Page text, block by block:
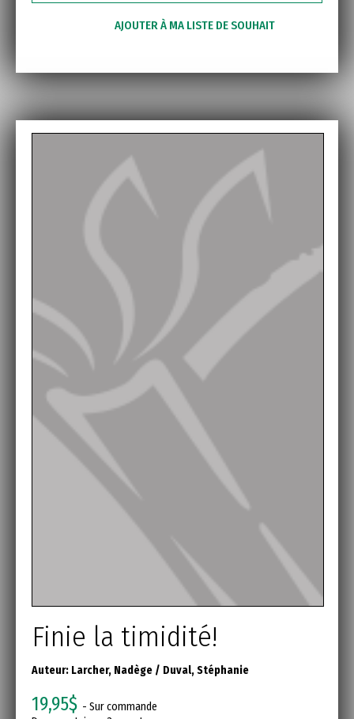
AJOUTER À MA LISTE DE SOUHAIT
Finie la timidité!
Auteur: Larcher, Nadège / Duval, Stéphanie
19,95$ - Sur commande